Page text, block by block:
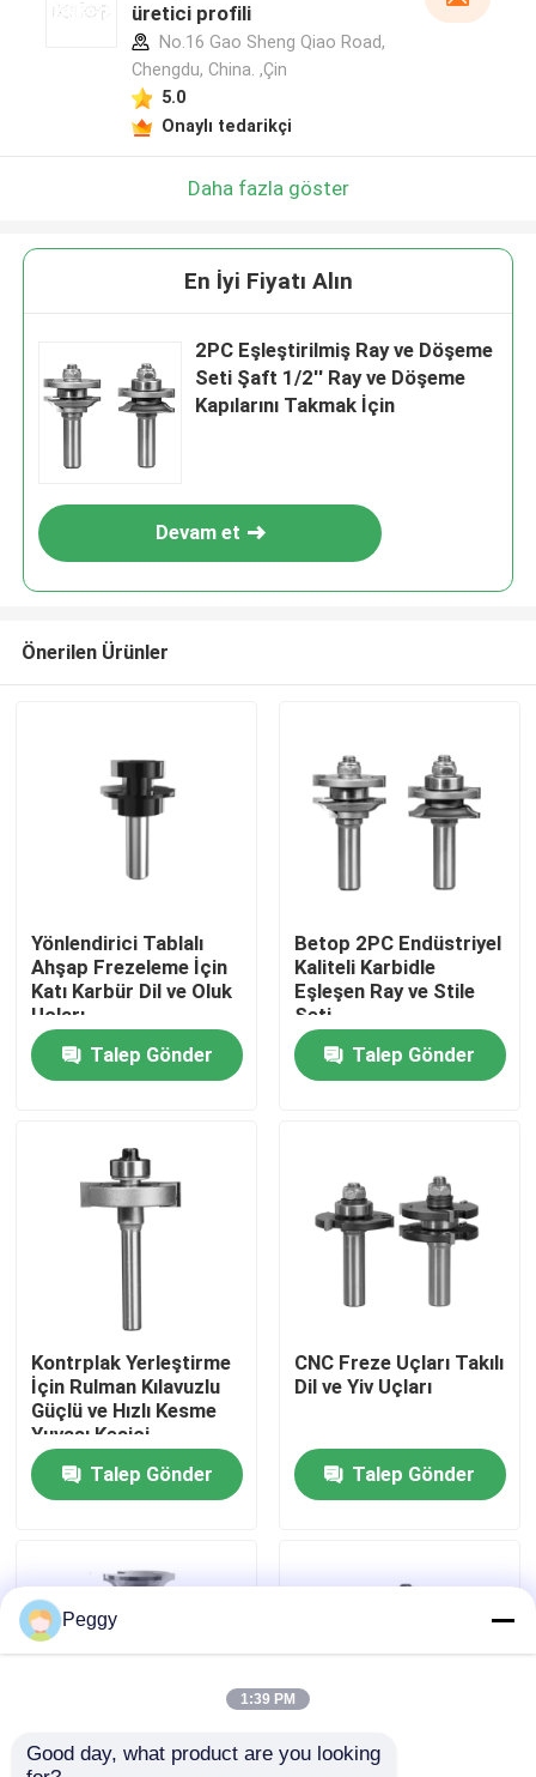
Ana sayfa
Hakkımızda
Fabrika turu
Kalite kontrol
Bize ulaşın
Düz Yönlendirici Bit
Profil Yönlendirici Bit
Ortak Yönlendirici Bit
üretici profili
No.16 Gao Sheng Qiao Road,
Chengdu, China. ,Çin
5.0
Onaylı tedarikçi
Daha fazla göster
En İyi Fiyatı Alın
2PC Eşleştirilmiş Ray ve Döşeme
Seti Şaft 1/2'' Ray ve Döşeme
Kapılarını Takmak İçin
Devam et
Önerilen Ürünler
Yönlendirici Tablalı
Ahşap Frezeleme İçin
Katı Karbür Dil ve Oluk
Uçları
Talep Gönder
Betop 2PC Endüstriyel
Kaliteli Karbidle
Eşleşen Ray ve Stile
Seti
Talep Gönder
Kontrplak Yerleştirme
İçin Rulman Kılavuzlu
Güçlü ve Hızlı Kesme
Yuvası Kesici
Talep Gönder
CNC Freze Uçları Takılı
Dil ve Yiv Uçları
Talep Gönder
Peggy
1:39 PM
Good day, what product are you looking